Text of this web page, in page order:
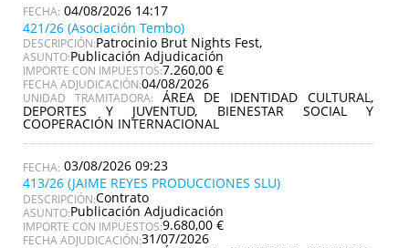
04/08/2026 14:17
421/26 (Asociación Tembo)
DESCRIPCIÓN:Patrocinio Brut Nights Fest,
ASUNTO:Publicación Adjudicación
IMPORTE CON IMPUESTOS:7.260,00 €
FECHA ADJUDICACIÓN:04/08/2026
UNIDAD TRAMITADORA: ÁREA DE IDENTIDAD CULTURAL,
DEPORTES Y JUVENTUD, BIENESTAR SOCIAL Y
COOPERACIÓN INTERNACIONAL
03/08/2026 09:23
413/26 (JAIME REYES PRODUCCIONES SLU)
DESCRIPCIÓN:Contrato
ASUNTO:Publicación Adjudicación
IMPORTE CON IMPUESTOS:9.680,00 €
FECHA ADJUDICACIÓN:31/07/2026